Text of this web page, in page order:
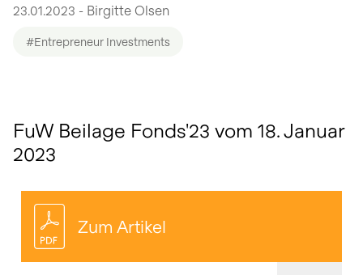
23.01.2023 - Birgitte Olsen
#Entrepreneur Investments
FuW Beilage Fonds'23 vom 18. Januar
2023
Zum Artikel